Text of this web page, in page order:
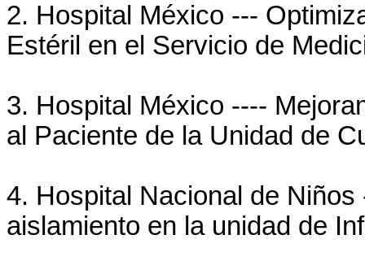
2. Hospital México ---
Estéril en el Servicio de
3. Hospital México ----
al Paciente de la Unidad de
4. Hospital Nacional de
aislamiento en la unidad de